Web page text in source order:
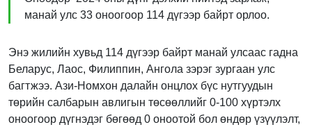
манай улс 33 оноогоор 114 дүгээр байрт орлоо.
Энэ жилийн хувьд 114 дүгээр байрт манай улсаас гадна
Беларус, Лаос, Филиппин, Ангола зэрэг зургаан улс
багтжээ. Ази-Номхон далайн онцлох бүс нутгуудын
төрийн салбарын авлигын төсөөллийг 0-100 хүртэлх
оноогоор дүгнэдэг бөгөөд 0 оноотой бол өндөр үзүүлэлт,